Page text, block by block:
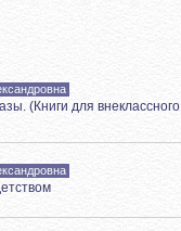
(Книги для внеклассного